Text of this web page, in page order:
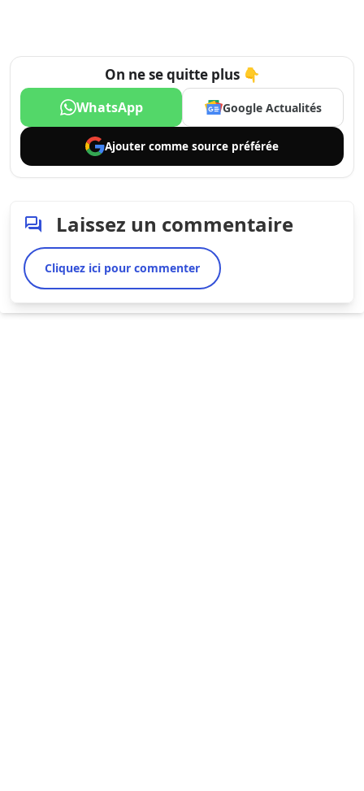
On ne se quitte plus 👇
WhatsApp Google Actualités
Ajouter comme source préférée
Laissez un commentaire
Cliquez ici pour commenter